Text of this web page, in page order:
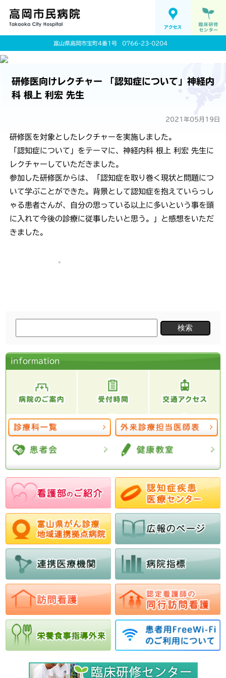
富山県高岡市宝町4番1号 0766-23-0204
研修医向けレクチャー 「認知症について」神経内
科 根上 利宏 先生
2021年05月19日
研修医を対象としたレクチャーを実施しました。
「認知症について」をテーマに、神経内科 根上 利宏 先生に
レクチャーしていただきました。
参加した研修医からは、「認知症を取り巻く現状と問題につ
いて学ぶことができた。背景として認知症を抱えていらっし
ゃる患者さんが、自分の思っている以上に多いという事を頭
に入れて今後の診療に従事したいと思う。」と感想をいただ
きました。
索:
information